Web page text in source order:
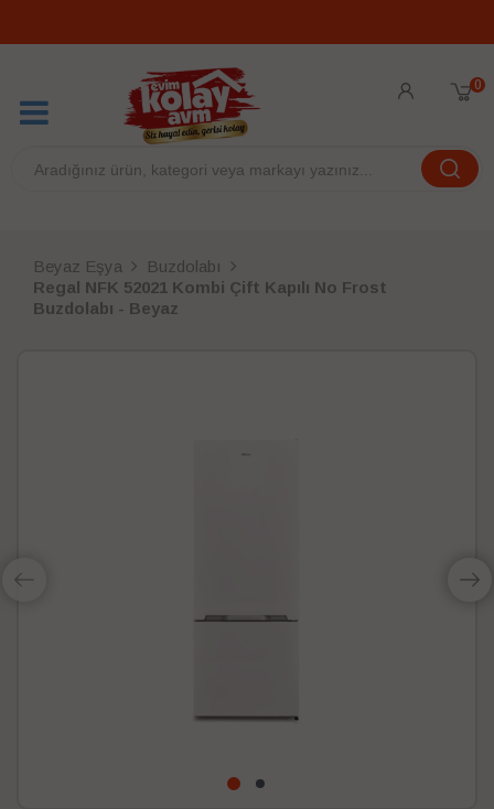
0
Beyaz Eşya
Buzdolabı
Regal NFK 52021 Kombi Çift Kapılı No Frost
Buzdolabı - Beyaz